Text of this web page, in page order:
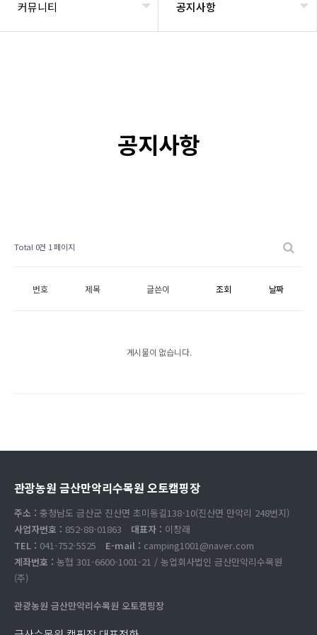
커뮤니티 공지사항
공지사항
Total 0건 1 페이지
번호 제목 글쓴이 조회 날짜
게시물이 없습니다.
관광농원 금산만악리수목원 오토캠핑장
주소 : 충청남도 금산군 진산면 초미동길138-10(진산면 만악리 248번지)
사업자번호 : 852-88-01863 대표자 : 이창래
TEL : 041-752-5525 E-mail : camping1001@naver.com
계좌번호 : 농협 301-6600-1001-21 / 농업회사법인 금산만악리수목원
(주)
관광농원 금산만악리수목원 오토캠핑장